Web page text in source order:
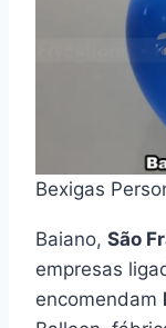
Bexigas
Baiano, São
empresas
encomendam